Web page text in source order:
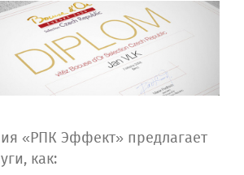
«РПК Эффект» предлагает
как: